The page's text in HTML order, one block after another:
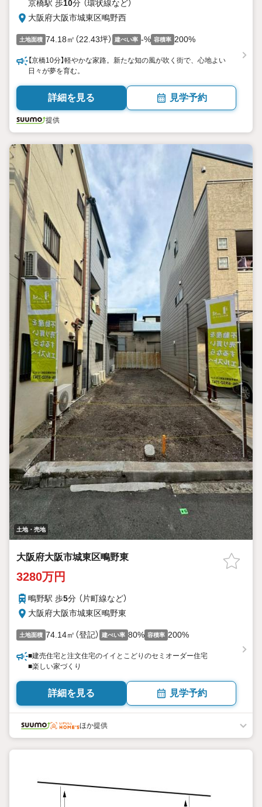
京橋駅 歩10分 （環状線など）
大阪府大阪市城東区鴫野西
土地面積 74.18㎡（22.43坪） 建ぺい率 -% 容積率 200%
【京橋10分】軽やかな家路。新たな知の風が吹く街で、心地よい
日々が夢を育む。
詳細を見る 見学予約
提供
土地・売地
大阪府大阪市城東区鴫野東
3280万円
鴫野駅 歩5分 （片町線など）
大阪府大阪市城東区鴫野東
土地面積 74.14㎡（登記） 建ぺい率 80% 容積率 200%
■建売住宅と注文住宅のイイとこどりのセミオーダー住宅
■楽しい家づくり
詳細を見る 見学予約
ほか提供